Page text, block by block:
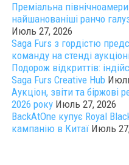
Преміальна
найшанованіші ранчо
Июль 27, 2026
Saga Furs з гордістю
команду на стенді
Подорож відкриттів:
Saga Furs Creative Hub
Аукціон, звіти та біржові
2026 року Июль 27, 2026
BackAtOne купує Royal
кампанію в Китаї Июль